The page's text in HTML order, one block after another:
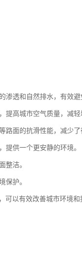
透和自然排水，有效避
高城市空气质量，减轻
面的抗滑性能，减少了
提供一个更安静的环境。
整洁。
保护。
以有效改善城市环境和